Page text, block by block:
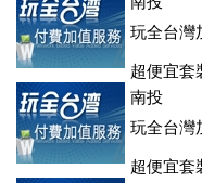
玩全台灣
超便宜套
登、訂房系統、客房委託
南投
玩全台灣
超便宜套